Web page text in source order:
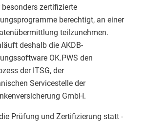
zertifizierte
berechtigt, an einer
teilzunehmen.
deshalb die AKDB-
OK.PWS den
der ITSG, der
Servicestelle der
GmbH.
Prüfung und Zertifizierung statt -